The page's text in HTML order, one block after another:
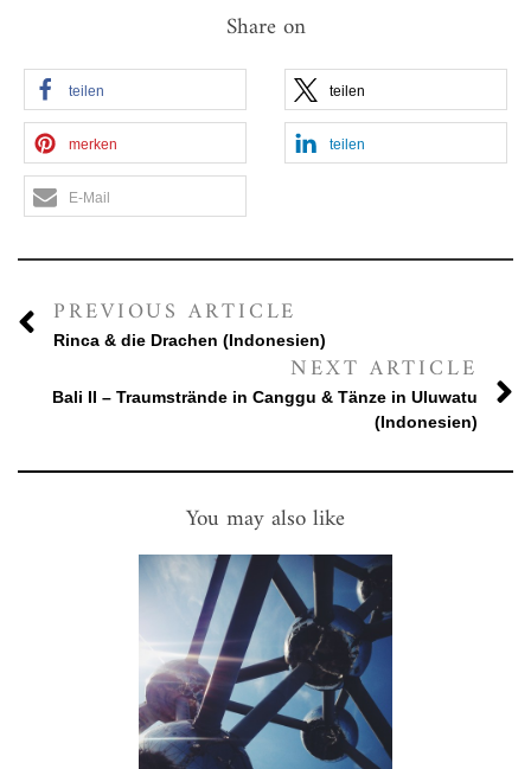
Share on
teilen teilen
merken teilen
E-Mail
PREVIOUS ARTICLE
Rinca & die Drachen (Indonesien)
NEXT ARTICLE
Bali II – Traumstrände in Canggu & Tänze in Uluwatu
(Indonesien)
You may also like